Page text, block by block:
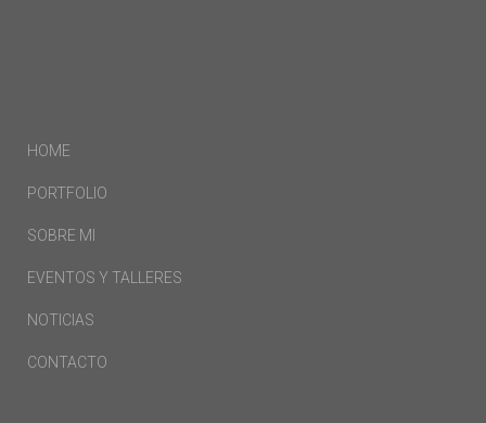
HOME
PORTFOLIO
SOBRE MI
EVENTOS Y TALLERES
NOTICIAS
CONTACTO